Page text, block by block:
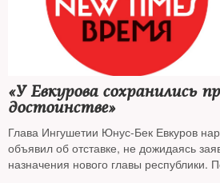
«У Евкурова сохранились
достоинстве»
Глава Ингушетии Юнус-Бек Евкуров
объявил об отставке, не дожидаясь
назначения нового главы республики.